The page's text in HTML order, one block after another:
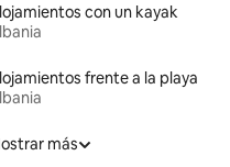
con un kayak
frente a la playa
más